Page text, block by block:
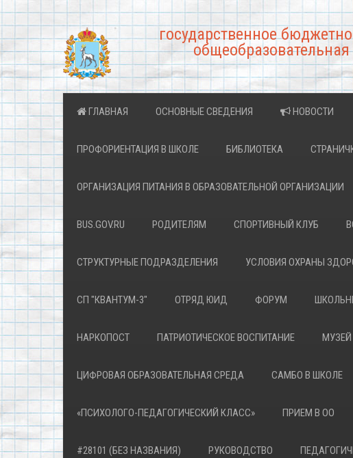
государственное
ГЛАВНАЯ ОСНОВНЫЕ СВЕДЕНИЯ НОВОСТИ
ПРОФОРИЕНТАЦИЯ В ШКОЛЕ БИБЛИОТЕКА
ОРГАНИЗАЦИЯ ПИТАНИЯ В ОБРАЗОВАТЕЛЬНОЙ ОРГАНИЗАЦИИ
BUS.GOV.RU РОДИТЕЛЯМ СПОРТИВНЫЙ КЛУБ
СТРУКТУРНЫЕ ПОДРАЗДЕЛЕНИЯ УСЛОВИЯ ОХРАНЫ
СП "КВАНТУМ-3" ОТРЯД ЮИД ФОРУМ
НАРКОПОСТ ПАТРИОТИЧЕСКОЕ ВОСПИТАНИЕ МУЗЕЙ
ЦИФРОВАЯ ОБРАЗОВАТЕЛЬНАЯ СРЕДА САМБО В ШКОЛЕ
«ПСИХОЛОГО-ПЕДАГОГИЧЕСКИЙ КЛАСС» ПРИЕМ В ОО
#28101 (БЕЗ НАЗВАНИЯ) РУКОВОДСТВО